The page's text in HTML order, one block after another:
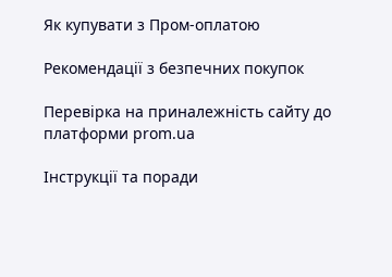
Як купувати з Пром-оплатою
Рекомендації з безпечних покупок
Перевірка на приналежність сайту до
платформи prom.ua
Інструкції та поради